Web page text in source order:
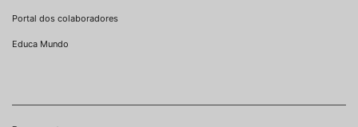
Portal dos colaboradores
Educa Mundo